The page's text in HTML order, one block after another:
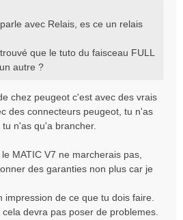
avec Relais, es ce un relais
que le tuto du faisceau FULL
autre ?
chez peugeot c'est avec des vrais
des connecteurs peugeot, tu n'as
n'as qu'a brancher.
MATIC V7 ne marcherais pas,
des garanties non plus car je
impression de ce que tu dois faire.
devra pas poser de problemes.